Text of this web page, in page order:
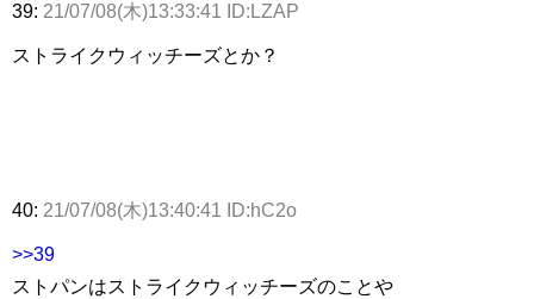
39: 21/07/08(木)13:33:41 ID:LZAP
ストライクウィッチーズとか？
40: 21/07/08(木)13:40:41 ID:hC2o
>>39
ストパンはストライクウィッチーズのことや